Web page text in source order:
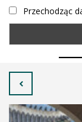
Przechodząc